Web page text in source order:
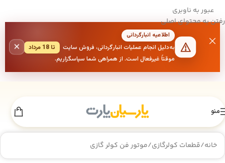
عبور به ناوبری
رفتن به محتوای اصلی
اطلاعیه انبارگردانی
به‌دلیل انجام عملیات انبارگردانی، فروش سایت
تا 18 مرداد
موقتاً غیرفعال است. از همراهی شما سپاسگزاریم.
×
منو
خانه/قطعات کولرگازی/موتور فن کولر گازی